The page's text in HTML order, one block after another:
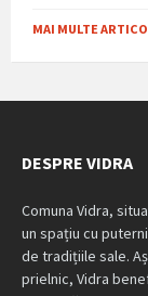
MAI MULTE
DESPRE VIDRA
Comuna Vidra,
un spațiu cu
de tradițiile sale.
prielnic, Vidra